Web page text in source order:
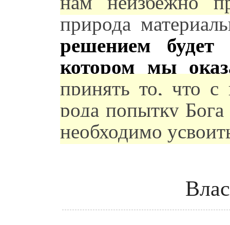
природа
решением
котором мы
принять то, что с
рода попытку
необходимо